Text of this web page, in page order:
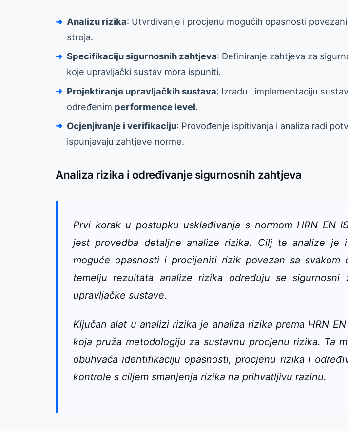
Analizu rizika: Utvrđivanje i procjenu mogućih opasnosti
stroja.
Specifikaciju sigurnosnih zahtjeva: Definiranje zahtjeva za
koje upravljački sustav mora ispuniti.
Projektiranje upravljačkih sustava: Izradu i implementaciju
određenim performence level.
Ocjenjivanje i verifikaciju: Provođenje ispitivanja i analiza radi
ispunjavaju zahtjeve norme.
Analiza rizika i određivanje sigurnosnih zahtjeva
Prvi korak u postupku usklađivanja s normom HRN EN
jest provedba detaljne analize rizika. Cilj te analize je
moguće opasnosti i procijeniti rizik povezan sa svakom
temelju rezultata analize rizika određuju se sigurnosni
upravljačke sustave.
Ključan alat u analizi rizika je analiza rizika prema HRN EN
koja pruža metodologiju za sustavnu procjenu rizika. Ta
obuhvaća identifikaciju opasnosti, procjenu rizika i
kontrole s ciljem smanjenja rizika na prihvatljivu razinu.